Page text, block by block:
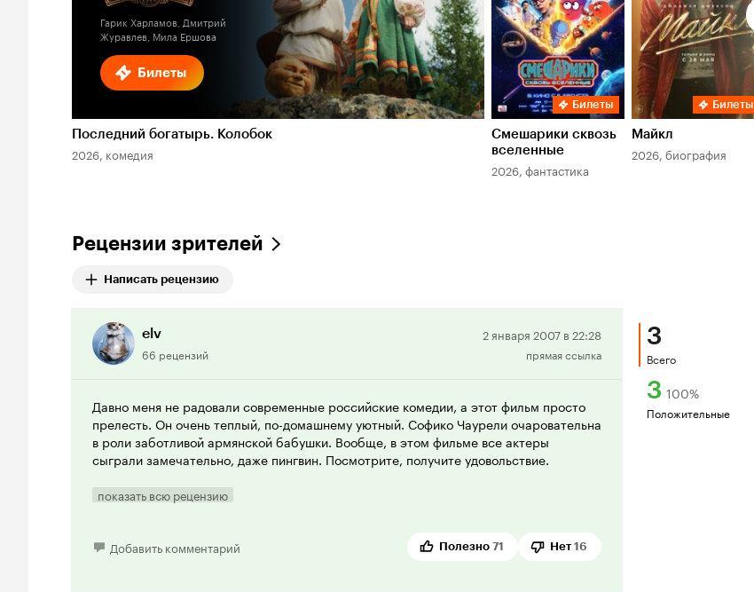
Билеты
Гарик Харламов, Дмитрий
Журавлев, Мила Ершова
Последний богатырь. Колобок
2026, комедия
Билеты
Смешарики сквозь
вселенные
2026, фантастика
Билеты
Майкл
2026, биография
Рецензии зрителей
Написать рецензию
elv
66 рецензий
Положительная
рецензия
2 января 2007 в 22:28
прямая ссылка
Давно меня не радовали современные российские комедии, а этот фильм просто
прелесть. Он очень теплый, по-домашнему уютный. Софико Чаурели очаровательна
в роли заботливой армянской бабушки. Вообще, в этом фильме все актеры
сыграли замечательно, даже пингвин. Посмотрите, получите удовольствие.
показать всю рецензию
Добавить комментарий Полезно 71 Нет 16
3
Всего
3 100%
Положительные